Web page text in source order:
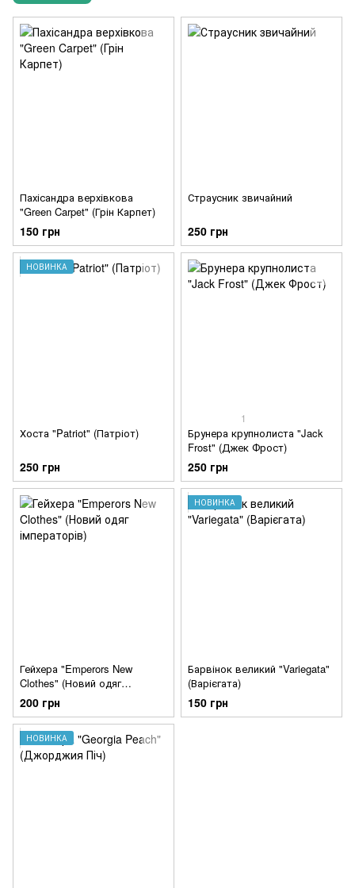
Пахісандра верхівкова
"Green Carpet" (Грін Карпет)
150 грн
Страусник звичайний
250 грн
НОВИНКА
Хоста "Patriot" (Патріот)
250 грн
1
Брунера крупнолиста "Jack
Frost" (Джек Фрост)
250 грн
Гейхера "Emperors New
Clothes" (Новий одяг
імператорів)
200 грн
НОВИНКА
Барвінок великий "Variegata"
(Варієгата)
150 грн
НОВИНКА